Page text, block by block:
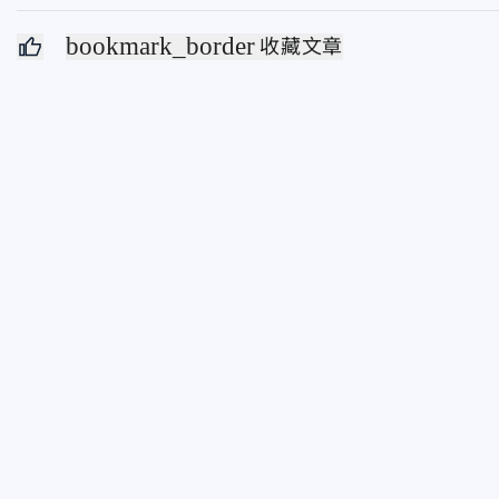
bookmark_border 收藏文章